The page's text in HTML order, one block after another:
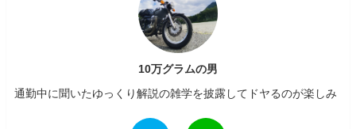
10万グラムの男
通勤中に聞いたゆっくり解説の雑学を披露してドヤるのが楽しみ